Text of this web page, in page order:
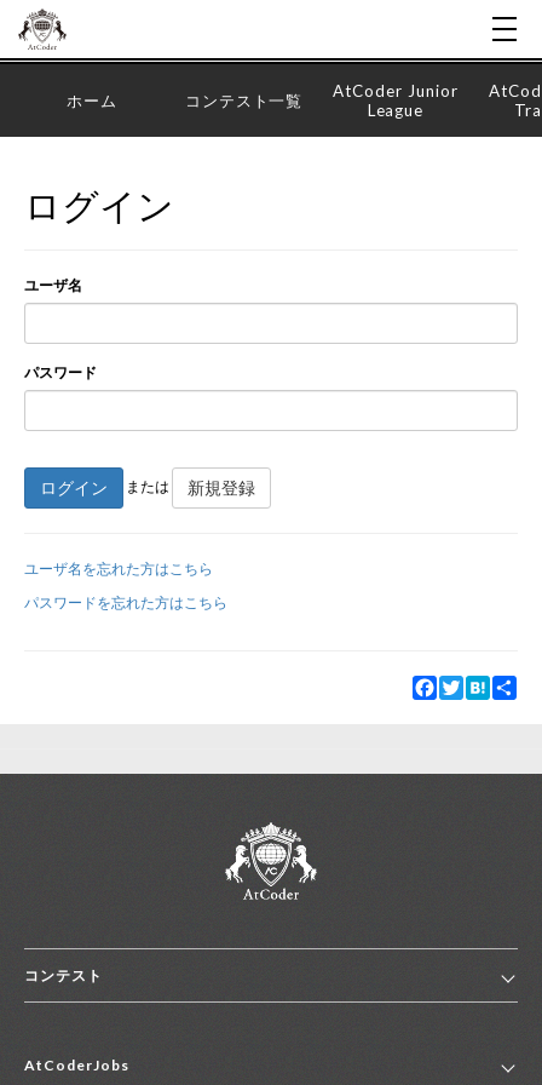
新規登録
ホーム コンテスト一覧
AtCoder Junior
League
ログイン
ユーザ名
パスワード
ログイン または 新規登録
ユーザ名を忘れた方はこちら
パスワードを忘れた方はこちら
Facebook
TwitterHatena
コンテスト
コンテスト一覧
AtCoderJobs